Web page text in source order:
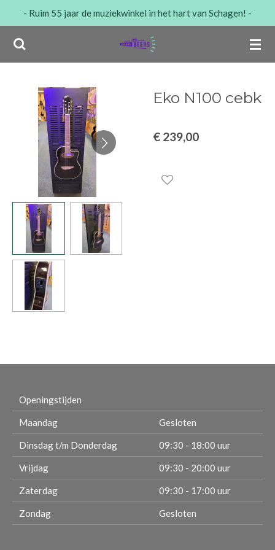
naar
de
- Ruim 55 jaar de muziekwinkel in het hart van Schagen! -
Eko N100 cebk
€ 239,00
Openingstijden
Maandag Gesloten
Dinsdag t/m Donderdag 09:30 - 18:00 uur
Vrijdag 09:30 - 20:00 uur
Zaterdag 09:30 - 17:00 uur
Zondag Gesloten